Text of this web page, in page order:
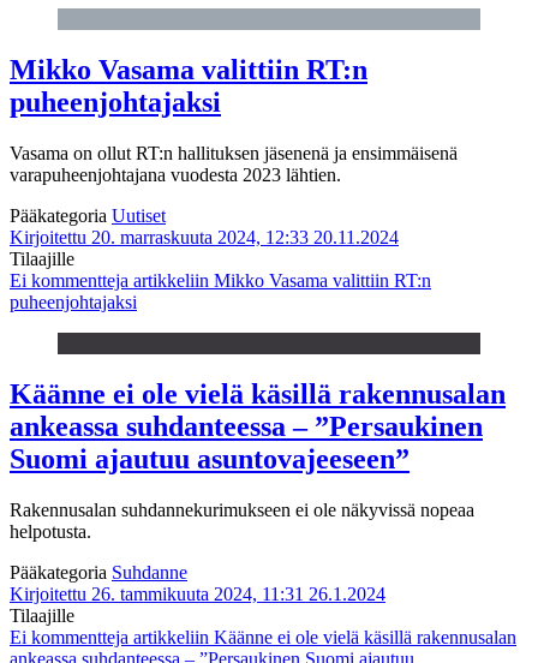
Mikko Vasama valittiin RT:n
puheenjohtajaksi
Vasama on ollut RT:n hallituksen jäsenenä ja ensimmäisenä
varapuheenjohtajana vuodesta 2023 lähtien.
Pääkategoria Uutiset
Kirjoitettu 20. marraskuuta 2024, 12:33 20.11.2024
Tilaajille
Ei kommentteja artikkeliin Mikko Vasama valittiin RT:n
puheenjohtajaksi
Käänne ei ole vielä käsillä rakennusalan
ankeassa suhdanteessa – ”Persaukinen
Suomi ajautuu asuntovajeeseen”
Rakennusalan suhdannekurimukseen ei ole näkyvissä nopeaa
helpotusta.
Pääkategoria Suhdanne
Kirjoitettu 26. tammikuuta 2024, 11:31 26.1.2024
Tilaajille
Ei kommentteja artikkeliin Käänne ei ole vielä käsillä rakennusalan
ankeassa suhdanteessa – ”Persaukinen Suomi ajautuu